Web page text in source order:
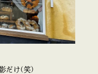
だけ(笑)